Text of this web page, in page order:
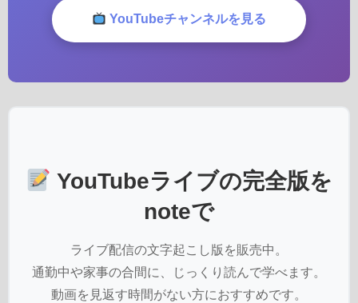
YouTubeチャンネルを見る
YouTubeライブの完全版を
noteで
ライブ配信の文字起こし版を販売中。
通勤中や家事の合間に、じっくり読んで学べます。
動画を見返す時間がない方におすすめです。